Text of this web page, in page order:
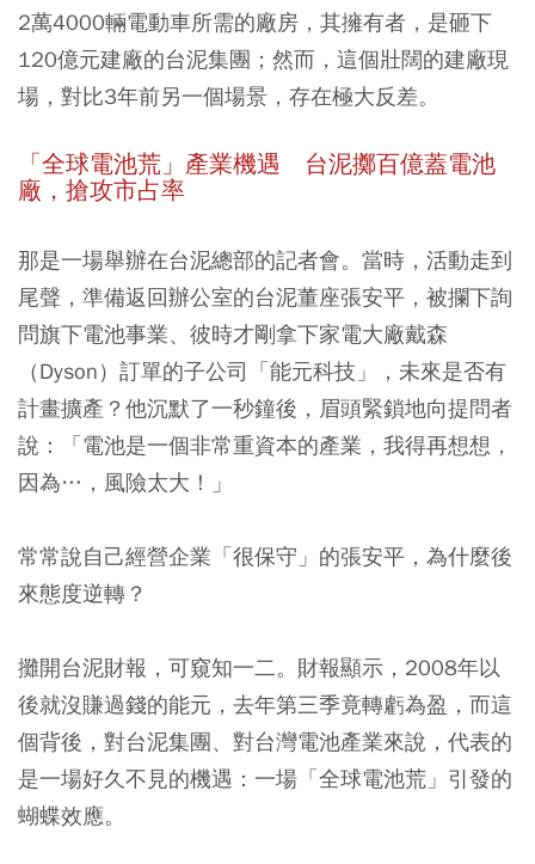
2萬4000輛電動車所需的廠房，其擁有者，是砸下
120億元建廠的台泥集團；然而，這個壯闊的建廠現
場，對比3年前另一個場景，存在極大反差。
「全球電池荒」產業機遇 台泥擲百億蓋電池
廠，搶攻市占率
那是一場舉辦在台泥總部的記者會。當時，活動走到
尾聲，準備返回辦公室的台泥董座張安平，被攔下詢
問旗下電池事業、彼時才剛拿下家電大廠戴森
（Dyson）訂單的子公司「能元科技」，未來是否有
計畫擴產？他沉默了一秒鐘後，眉頭緊鎖地向提問者
說：「電池是一個非常重資本的產業，我得再想想，
因為…，風險太大！」
常常說自己經營企業「很保守」的張安平，為什麼後
來態度逆轉？
攤開台泥財報，可窺知一二。財報顯示，2008年以
後就沒賺過錢的能元，去年第三季竟轉虧為盈，而這
個背後，對台泥集團、對台灣電池產業來說，代表的
是一場好久不見的機遇：一場「全球電池荒」引發的
蝴蝶效應。